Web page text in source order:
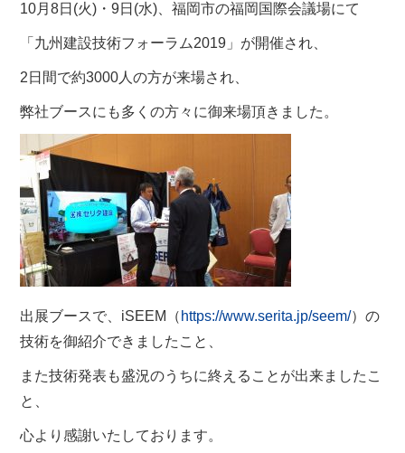
10月8日(火)・9日(水)、福岡市の福岡国際会議場にて
「九州建設技術フォーラム2019」が開催され、
2日間で約3000人の方が来場され、
弊社ブースにも多くの方々に御来場頂きました。
出展ブースで、iSEEM（ https://www.serita.jp/seem/）の
技術を御紹介できましたこと、
また技術発表も盛況のうちに終えることが出来ましたこ
と、
心より感謝いたしております。